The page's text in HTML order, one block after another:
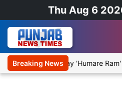
Thu Aug 6
Breaking News
Stage Religious Play 'Humare